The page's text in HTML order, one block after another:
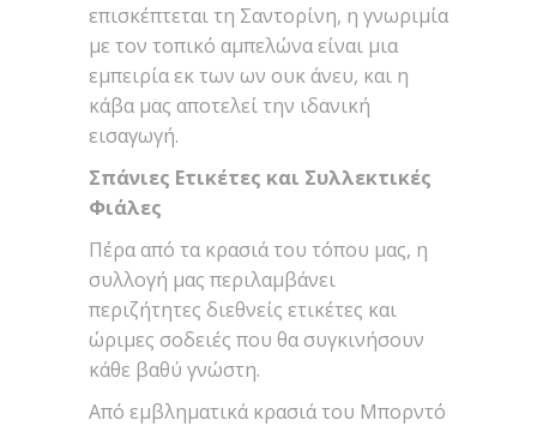
επισκέπτεται τη Σαντορίνη, η γνωριμία
με τον τοπικό αμπελώνα είναι μια
εμπειρία εκ των ων ουκ άνευ, και η
κάβα μας αποτελεί την ιδανική
εισαγωγή.
Σπάνιες Ετικέτες και Συλλεκτικές
Φιάλες
Πέρα από τα κρασιά του τόπου μας, η
συλλογή μας περιλαμβάνει
περιζήτητες διεθνείς ετικέτες και
ώριμες σοδειές που θα συγκινήσουν
κάθε βαθύ γνώστη.
Από εμβληματικά κρασιά του Μπορντό